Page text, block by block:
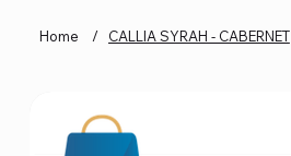
Home / CALLIA SYRAH - CABERNET